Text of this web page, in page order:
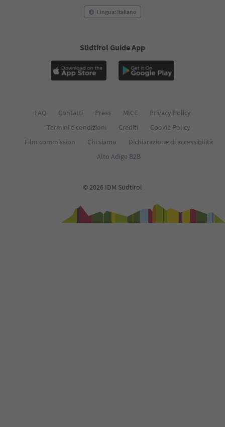
Lingua: Italiano
Südtirol Guide App
FAQ Contatti Press MICE
Privacy Policy
Termini e condizioni
Crediti
Cookie Policy
Film commission
Chi siamo
Dichiarazione di accessibilità
Alto Adige B2B
© 2026 IDM Südtirol